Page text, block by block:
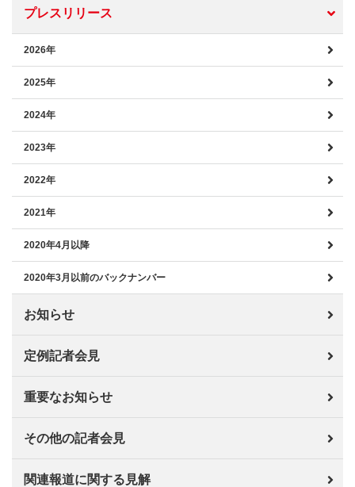
プレスリリース
2026年
2025年
2024年
2023年
2022年
2021年
2020年4月以降
2020年3月以前のバックナンバー
お知らせ
定例記者会見
重要なお知らせ
その他の記者会見
関連報道に関する見解